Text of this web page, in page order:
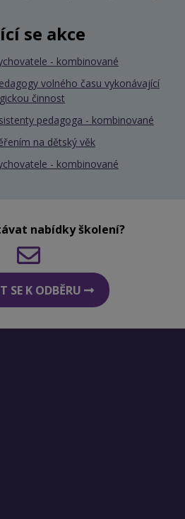
se akce
- kombinované
volného času vykonávající
činnost
pedagoga - kombinované
na dětský věk
- kombinované
nabídky školení?
SE K ODBĚRU